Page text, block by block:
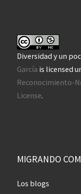
Diversidad y un
García is licensed
Reconocimiento-
License.
MIGRANDO
Los blogs